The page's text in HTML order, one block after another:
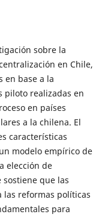
sobre la
en Chile,
en base a la
piloto realizadas en
en países
a la chilena. El
características
modelo empírico de
elección de
que las
las reformas políticas
para